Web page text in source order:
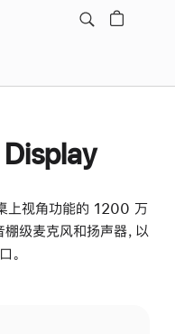
上视角功能的 1200 万
级麦克风和扬声器，以
。